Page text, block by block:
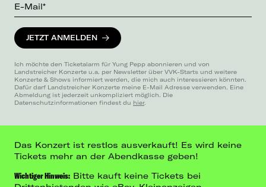
E-Mail*
JETZT ANMELDEN
Ich möchte den Ticketalarm für Yung Pepp abonnieren und von
Landstreicher Konzerte u.a. per Newsletter über VVK-Starts und weitere
Konzerte & Shows informiert werden, die mich auch interessieren könnten.
Dafür darf Landstreicher Konzerte meine E-Mail Adresse verwenden. Eine
Abmeldung ist jederzeit unkompliziert möglich. Die
Datenschutzinformationen findest du hier.
Das Konzert ist restlos ausverkauft! Es wird keine
Tickets mehr an der Abendkasse geben!
Wichtiger Hinweis: Bitte kauft keine Tickets bei